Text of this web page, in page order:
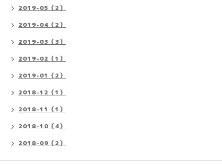
2019-05（2）
2019-04（2）
2019-03（3）
2019-02（1）
2019-01（2）
2018-12（1）
2018-11（1）
2018-10（4）
2018-09（2）